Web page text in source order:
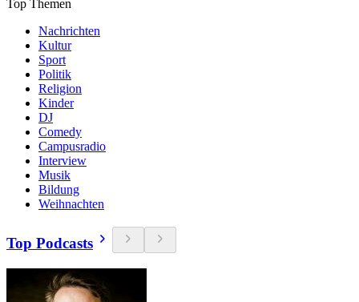
Top Themen
Nachrichten
Kultur
Sport
Politik
Religion
Kinder
DJ
Comedy
Campusradio
Interview
Musik
Bildung
Weihnachten
Top Podcasts